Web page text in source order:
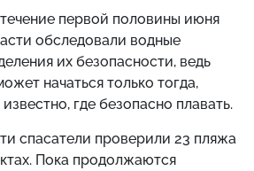
первой половины июня
обследовали водные
их безопасности, ведь
начаться только тогда,
где безопасно плавать.
спасатели проверили 23 пляжа
Пока продолжаются